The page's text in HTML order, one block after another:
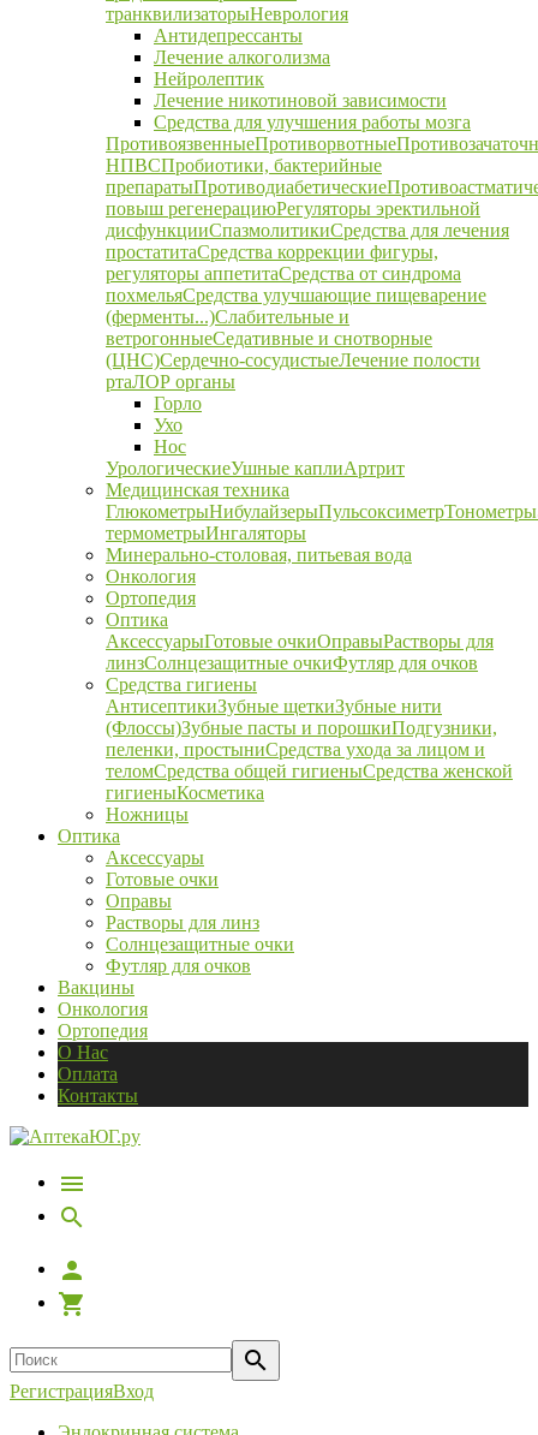
транквилизаторыНеврология
Антидепрессанты
Лечение алкоголизма
Нейролептик
Лечение никотиновой зависимости
Средства для улучшения работы мозга
ПротивоязвенныеПротиворвотные
НПВСПробиотики, бактерийные
препаратыПротиводиабетические
повыш регенерациюРегуляторы эректильной
дисфункцииСпазмолитикиСредства для лечения
простатитаСредства коррекции фигуры,
регуляторы аппетитаСредства от синдрома
похмельяСредства улучшающие пищеварение
(ферменты...)Слабительные и
ветрогонныеСедативные и снотворные
(ЦНС)Сердечно-сосудистыеЛечение полости
ртаЛОР органы
Горло
Ухо
Нос
УрологическиеУшные каплиАртрит
Медицинская техника
ГлюкометрыНибулайзерыПульсоксиметрТонометры
термометрыИнгаляторы
Минерально-столовая, питьевая вода
Онкология
Ортопедия
Оптика
АксессуарыГотовые очкиОправыРастворы для
линзСолнцезащитные очкиФутляр для очков
Средства гигиены
АнтисептикиЗубные щеткиЗубные нити
(Флоссы)Зубные пасты и порошкиПодгузники,
пеленки, простыниСредства ухода за лицом и
теломСредства общей гигиеныСредства женской
гигиеныКосметика
Ножницы
Оптика
Аксессуары
Готовые очки
Оправы
Растворы для линз
Солнцезащитные очки
Футляр для очков
Вакцины
Онкология
Ортопедия
О Нас
Оплата
Контакты
РегистрацияВход